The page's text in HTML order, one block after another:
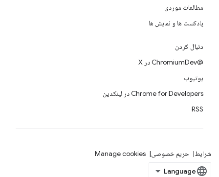
مطالعات موردی
پادکست ها و نمایش ها
دنبال کردن
@ChromiumDev در X
یوتیوب
Chrome for Developers در لینکدین
RSS
شرایط حریم خصوصی Manage cookies